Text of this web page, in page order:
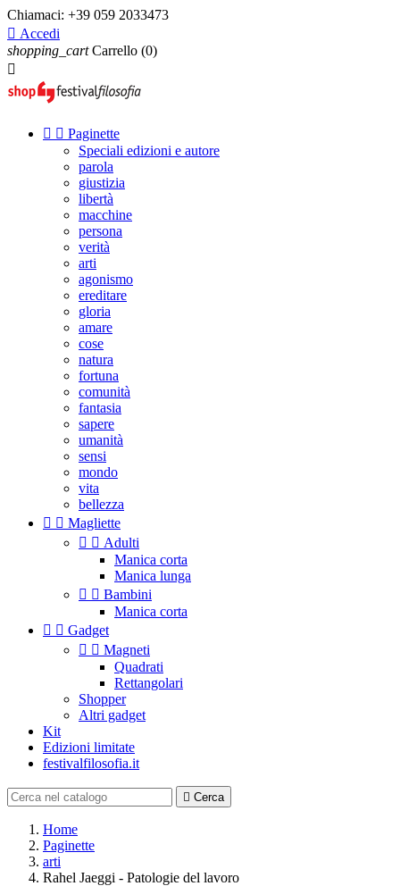
Chiamaci: +39 059 2033473
 Accedi
shopping_cart Carrello (0)

  Paginette
Speciali edizioni e autore
parola
giustizia
libertà
macchine
persona
verità
arti
agonismo
ereditare
gloria
amare
cose
natura
fortuna
comunità
fantasia
sapere
umanità
sensi
mondo
vita
bellezza
  Magliette
  Adulti
Manica corta
Manica lunga
  Bambini
Manica corta
  Gadget
  Magneti
Quadrati
Rettangolari
Shopper
Altri gadget
Kit
Edizioni limitate
festivalfilosofia.it
 Cerca
Home
Paginette
arti
Rahel Jaeggi - Patologie del lavoro